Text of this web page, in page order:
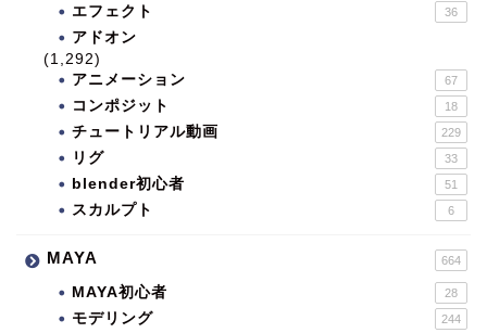
エフェクト 36
アドオン
(1,292)
アニメーション
67
コンポジット 18
チュートリアル動画 229
リグ 33
blender初心者 51
スカルプト 6
MAYA 664
MAYA初心者 28
モデリング 244